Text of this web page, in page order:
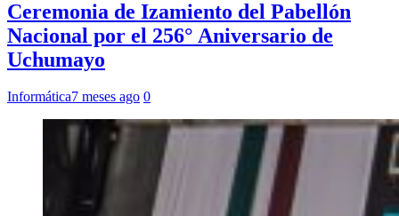
Ceremonia de Izamiento del Pabellón
Nacional por el 256° Aniversario de
Uchumayo
Informática7 meses ago 0